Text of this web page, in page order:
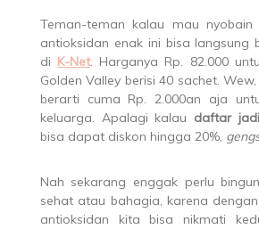
Teman-teman kalau mau nyobain
antioksidan enak ini bisa langsung
di K-Net. Harganya Rp. 82.000
Golden Valley berisi 40 sachet.
berarti cuma Rp. 2.000an aja
keluarga. Apalagi kalau daftar
bisa dapat diskon hingga 20%,
Nah sekarang enggak perlu
sehat atau bahagia, karena
antioksidan kita bisa nikmati